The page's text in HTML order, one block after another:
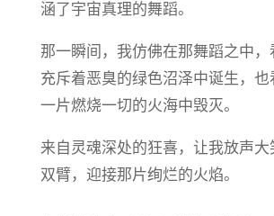
涵了宇宙真理的舞蹈。
那一瞬间，我仿佛在那舞蹈之中，
充斥着恶臭的绿色沼泽中诞生，也
一片燃烧一切的火海中毁灭。
来自灵魂深处的狂喜，让我放声大
双臂，迎接那片绚烂的火焰。